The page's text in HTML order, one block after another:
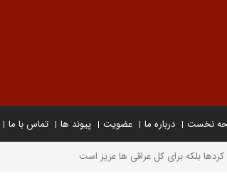
نخست درباره ما عضویت پیوند ها تماس با ما
بلکه برای کل عراقی ها عزیز است